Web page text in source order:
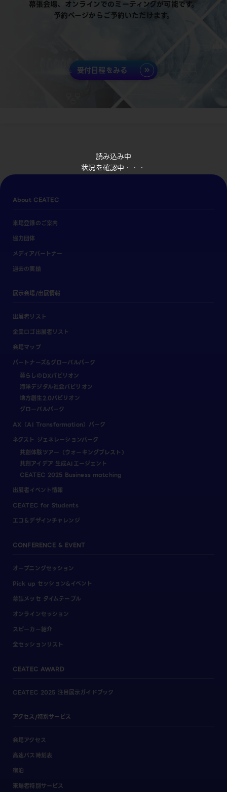
読み込み中
状況を確認中・・・
幕張会場、オンラインでのミーティングが可能です。
予約ページからご予約いただけます。
受付日程をみる
About CEATEC
来場登録のご案内
協力団体
メディアパートナー
過去の実績
展示会場/出展情報
出展者リスト
企業ロゴ出展者リスト
会場マップ
パートナーズ&グローバルパーク
暮らしのDXパビリオン
海洋デジタル社会パビリオン
地方創生2.0パビリオン
グローバルパーク
AX（AI Transformation）パーク
ネクスト ジェネレーションパーク
共創体験ツアー（ウォーキングブレスト）
共創アイデア 生成AIエージェント
CEATEC 2025 Business matching
出展者イベント情報
CEATEC for Students
エコ＆デザインチャレンジ
CONFERENCE & EVENT
オープニングセッション
Pick up セッション&イベント
幕張メッセ タイムテーブル
オンラインセッション
スピーカー紹介
全セッションリスト
CEATEC AWARD
CEATEC 2025 注目展示ガイドブック
アクセス/特別サービス
会場アクセス
高速バス時刻表
宿泊
来場者特別サービス